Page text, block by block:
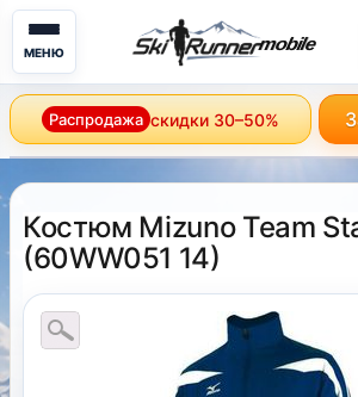
МЕНЮ mobile
Распродажа скидки 30–50%
Костюм Mizuno Team
(60WW051 14)